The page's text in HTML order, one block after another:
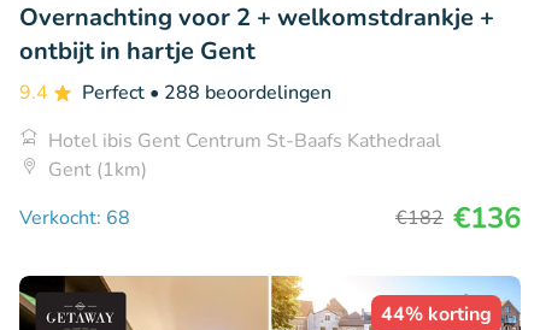
Overnachting voor 2 + welkomstdrankje +
ontbijt in hartje Gent
9.4 Perfect • 288 beoordelingen
Hotel ibis Gent Centrum St-Baafs Kathedraal
Gent (1km)
Verkocht: 68
€182 €136
44% korting